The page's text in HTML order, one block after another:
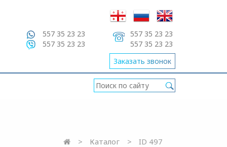
557 35 23 23
557 35 23 23
557 35 23 23
557 35 23 23
Заказать звонок
Каталог ID 497